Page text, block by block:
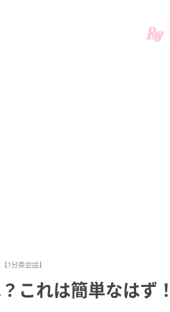
1分英会話】
これは簡単なはず